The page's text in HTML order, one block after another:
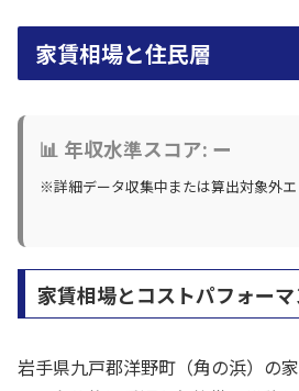
家賃相場と住民層
📊 年収水準スコア: ー
※詳細データ収集中または算出対象外
家賃相場とコストパフォー
岩手県九戸郡洋野町（角の浜）の